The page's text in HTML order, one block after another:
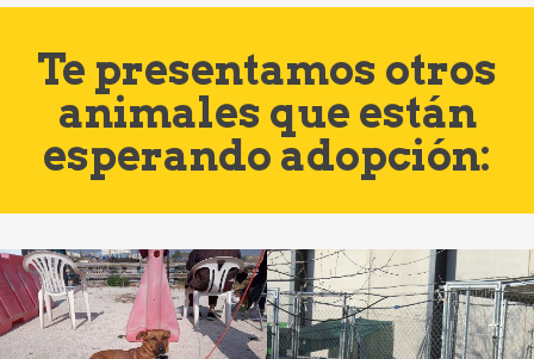
Te presentamos otros
animales que están
esperando adopción: